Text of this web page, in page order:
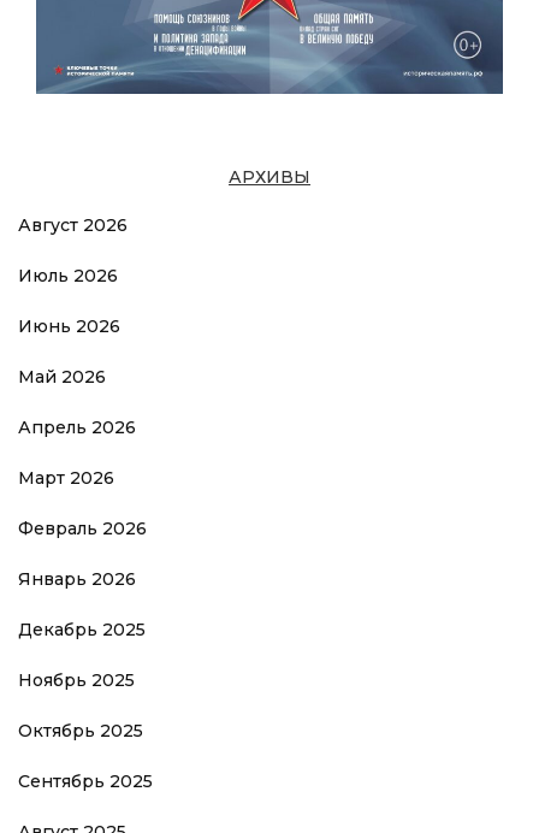
АРХИВЫ
Август 2026
Июль 2026
Июнь 2026
Май 2026
Апрель 2026
Март 2026
Февраль 2026
Январь 2026
Декабрь 2025
Ноябрь 2025
Октябрь 2025
Сентябрь 2025